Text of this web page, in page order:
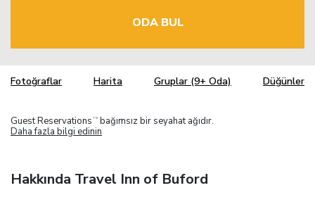
ODA BUL
Fotoğraflar Harita Gruplar (9+ Oda) Düğünler
Guest Reservations TM bağımsız bir seyahat ağıdır.
Daha fazla bilgi edinin
Hakkında Travel Inn of Buford